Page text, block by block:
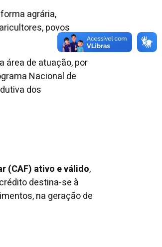
agrária,
povos
área de atuação, por
Nacional de
dos
(CAF) ativo e válido,
destina-se à
na geração de